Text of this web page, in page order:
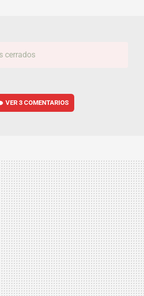
cerrados
VER3 COMENTARIOS